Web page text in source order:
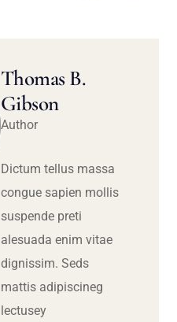
Thomas B.
Gibson
Author
Dictum tellus massa
congue sapien mollis
suspende preti
alesuada enim vitae
dignissim. Seds
mattis adipiscineg
lectusey